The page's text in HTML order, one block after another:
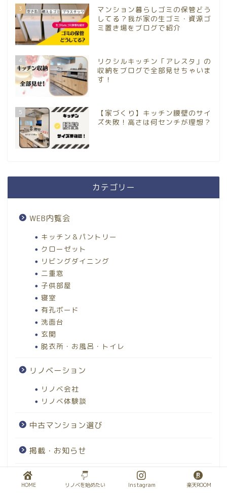
3
マンション暮らしゴミの保管どう
してる？我が家の生ゴミ・資源ゴ
ミ置き場をブログで紹介
4
リクシルキッチン「アレスタ」の
収納をブログで全部見せちゃいま
す！
5
【家づくり】キッチン腰壁のサイ
ズ失敗！高さは何センチが理想？
カテゴリー
WEB内覧会
キッチン＆パントリー
クローゼット
リビングダイニング
二重窓
子供部屋
寝室
有孔ボード
洗面台
玄関
脱衣所・お風呂・トイレ
リノベーション
リノベ会社
リノベ体験談
中古マンション選び
掲載・お知らせ
暮らし・子育て
HOME リノベを始めたい Instagram 楽天ROOM